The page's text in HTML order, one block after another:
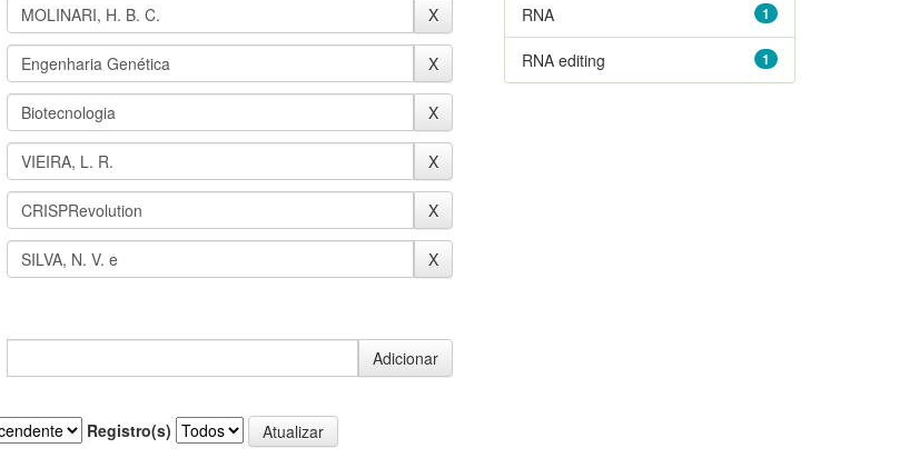
Registro(s)
1
RNA
1
RNA editing